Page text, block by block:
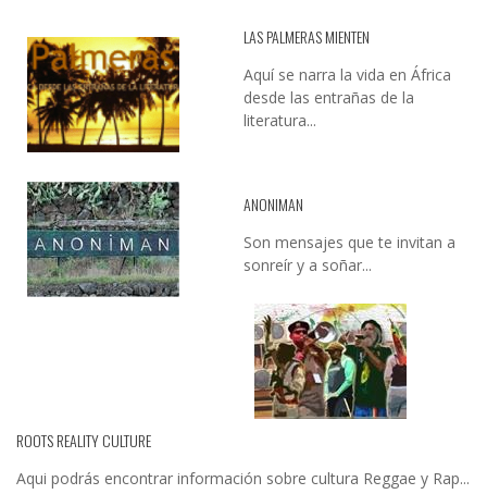
LAS PALMERAS MIENTEN
Aquí se narra la vida en África
desde las entrañas de la
literatura...
ANONIMAN
Son mensajes que te invitan a
sonreír y a soñar...
ROOTS REALITY CULTURE
Aqui podrás encontrar información sobre cultura Reggae y Rap...